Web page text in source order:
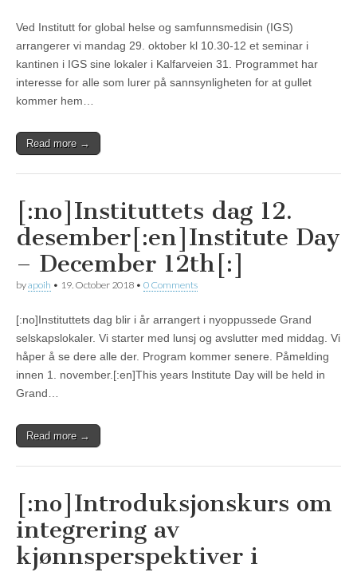
Ved Institutt for global helse og samfunnsmedisin (IGS)
arrangerer vi mandag 29. oktober kl 10.30-12 et seminar i
kantinen i IGS sine lokaler i Kalfarveien 31. Programmet har
interesse for alle som lurer på sannsynligheten for at gullet
kommer hem…
Read more →
[:no]Instituttets dag 12.
desember[:en]Institute Day
– December 12th[:]
byapoih • 19. October 2018 • 0 Comments
[:no]Instituttets dag blir i år arrangert i nyoppussede Grand
selskapslokaler. Vi starter med lunsj og avslutter med middag. Vi
håper å se dere alle der. Program kommer senere. Påmelding
innen 1. november.[:en]This years Institute Day will be held in
Grand…
Read more →
[:no]Introduksjonskurs om
integrering av
kjønnsperspektiver i